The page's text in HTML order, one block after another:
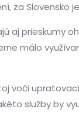
za Slovensko
aj prieskumy
málo
voči
služby by